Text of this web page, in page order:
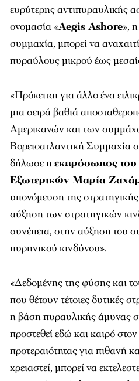
ευρύτερης αντιπυραυλικής
ονομασία «Aegis Ashore»,
συμμαχία, μπορεί να
πυραύλους μικρού έως
«Πρόκειται για άλλο ένα
μια σειρά βαθιά
Αμερικανών και των
Βορειοατλαντική Συμμαχία
δήλωσε ηεκπρόσωπος
Εξωτερικών Μαρία
υπονόμευση της
αύξηση των στρατηγικών
συνέπεια, στην αύξηση του
πυρηνικού κινδύνου».
«Δεδομένης της φύσης και
που θέτουν τέτοιες δυτικές
η βάση πυραυλικής άμυνας
προστεθεί εδώ και καιρό
προτεραιότητας για πιθανή
χρειαστεί, μπορεί να